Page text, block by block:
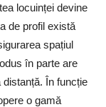
locuinței devine
de profil există
spațiul
în parte are
În funcție
o gamă